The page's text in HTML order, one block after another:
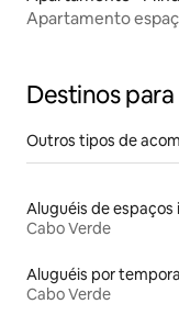
Apartamento
Destinos
Outros tipos de
Cabo Verde
Cabo Verde